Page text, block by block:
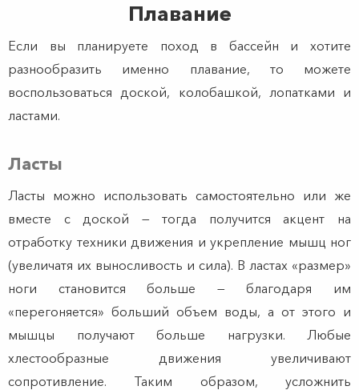
Плавание
Если вы планируете поход в бассейн и хотите
разнообразить именно плавание, то можете
воспользоваться доской, колобашкой, лопатками и
ластами.
Ласты
Ласты можно использовать самостоятельно или же
вместе с доской — тогда получится акцент на
отработку техники движения и укрепление мышц ног
(увеличатя их выносливость и сила). В ластах «размер»
ноги становится больше — благодаря им
«перегоняется» больший объем воды, а от этого и
мышцы получают больше нагрузки. Любые
хлестообразные движения увеличивают
сопротивление. Таким образом, усложнить